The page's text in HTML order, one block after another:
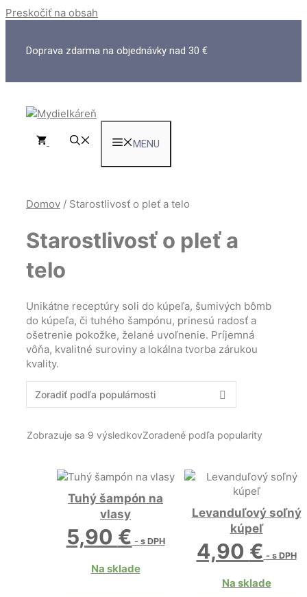
Preskočiť na obsah
Doprava zdarma na objednávky nad 30 €
MENU
Domov / Starostlivosť o pleť a telo
Starostlivosť o pleť a
telo
Unikátne receptúry soli do kúpeľa, šumivých bômb
do kúpeľa, či tuhého šampónu, prinesú radosť a
ošetrenie pokožke, želané uvoľnenie. Príjemná
vôňa, kvalitné suroviny a lokálna tvorba zárukou
kvality.
Zobrazuje sa 9 výsledkovZoradené podľa popularity
Tuhý šampón na
vlasy
5,90 € - s DPH
Na sklade
Levanduľový soľný
kúpeľ
4,90 € - s DPH
Na sklade